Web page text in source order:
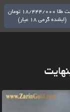
444/000 تومان
(ابشده گرمی 18 عیار)